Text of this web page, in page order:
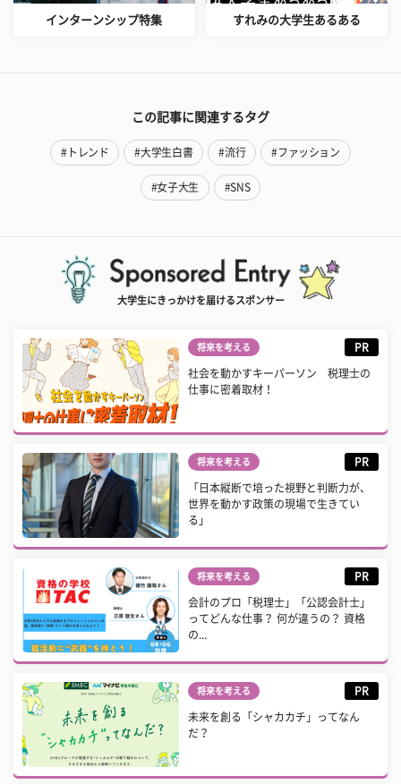
インターンシップ特集 すれみの大学生あるある
この記事に関連するタグ
#トレンド #大学生白書 #流行 #ファッション
#女子大生 #SNS
大学生にきっかけを届けるスポンサー
将来を考える PR
社会を動かすキーパーソン 税理士の
仕事に密着取材！
将来を考える PR
「日本縦断で培った視野と判断力が、
世界を動かす政策の現場で生きてい
る」
将来を考える PR
会計のプロ「税理士」「公認会計士」
ってどんな仕事？ 何が違うの？ 資格
の...
将来を考える PR
未来を創る「シャカカチ」ってなん
だ？